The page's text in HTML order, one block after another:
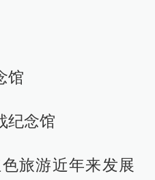
馆
纪念馆
旅游近年来发展